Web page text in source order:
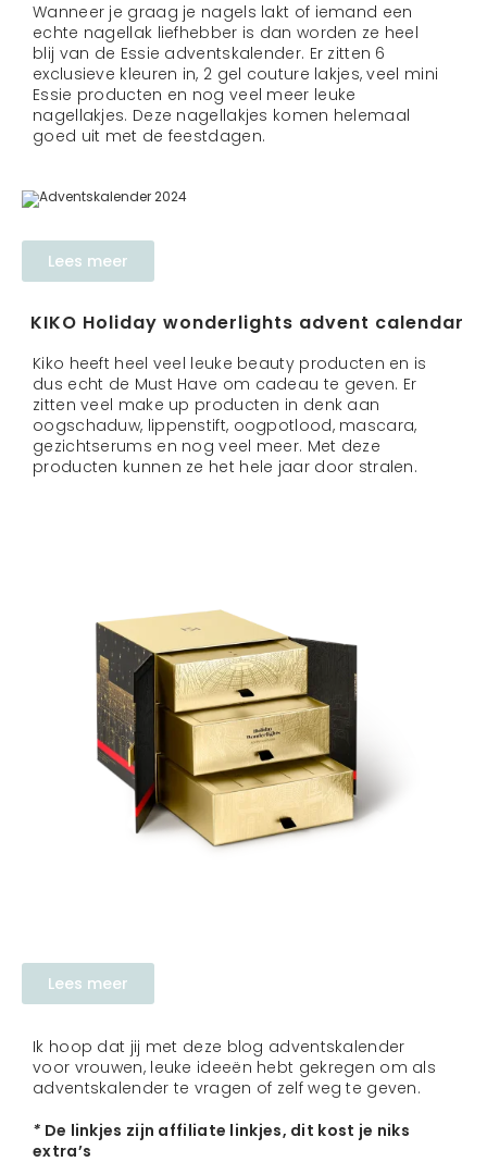
Wanneer je graag je nagels lakt of iemand een
echte nagellak liefhebber is dan worden ze heel
blij van de Essie adventskalender. Er zitten 6
exclusieve kleuren in, 2 gel couture lakjes, veel mini
Essie producten en nog veel meer leuke
nagellakjes. Deze nagellakjes komen helemaal
goed uit met de feestdagen.
Lees meer
KIKO Holiday wonderlights advent calendar
Kiko heeft heel veel leuke beauty producten en is
dus echt de Must Have om cadeau te geven. Er
zitten veel make up producten in denk aan
oogschaduw, lippenstift, oogpotlood, mascara,
gezichtserums en nog veel meer. Met deze
producten kunnen ze het hele jaar door stralen.
Lees meer
Ik hoop dat jij met deze blog adventskalender
voor vrouwen, leuke ideeën hebt gekregen om als
adventskalender te vragen of zelf weg te geven.
* De linkjes zijn affiliate linkjes, dit kost je niks
extra’s